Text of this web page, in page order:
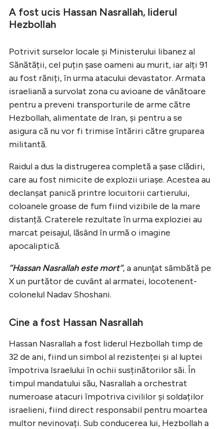
A fost ucis Hassan Nasrallah, liderul
Hezbollah
Potrivit surselor locale și Ministerului libanez al
Sănătății, cel puțin șase oameni au murit, iar alți 91
au fost răniți, în urma atacului devastator. Armata
israeliană a survolat zona cu avioane de vânătoare
pentru a preveni transporturile de arme către
Hezbollah, alimentate de Iran, și pentru a se
asigura că nu vor fi trimise întăriri către gruparea
militantă.
Raidul a dus la distrugerea completă a șase clădiri,
care au fost nimicite de explozii uriașe. Acestea au
declanșat panică printre locuitorii cartierului,
coloanele groase de fum fiind vizibile de la mare
distanță. Craterele rezultate în urma exploziei au
marcat peisajul, lăsând în urmă o imagine
apocaliptică.
”Hassan Nasrallah este mort”, a anunţat sâmbătă pe
X un purtător de cuvânt al armatei, locotenent-
colonelul Nadav Shoshani.
Cine a fost Hassan Nasrallah
Hassan Nasrallah a fost liderul Hezbollah timp de
32 de ani, fiind un simbol al rezistenței și al luptei
împotriva Israelului în ochii susținătorilor săi. În
timpul mandatului său, Nasrallah a orchestrat
numeroase atacuri împotriva civililor și soldaților
israelieni, fiind direct responsabil pentru moartea
multor nevinovați. Sub conducerea lui, Hezbollah a